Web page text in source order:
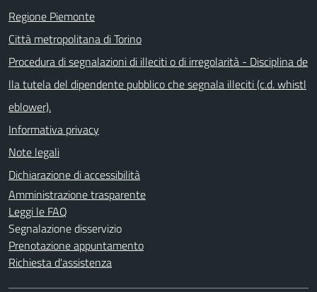
Regione Piemonte
Città metropolitana di Torino
Procedura di segnalazioni di illeciti o di irregolarità - Disciplina de
lla tutela del dipendente pubblico che segnala illeciti (c.d. whistl
eblower).
Informativa privacy
Note legali
Dichiarazione di accessibilità
Amministrazione trasparente
Leggi le FAQ
Segnalazione disservizio
Prenotazione appuntamento
Richiesta d'assistenza